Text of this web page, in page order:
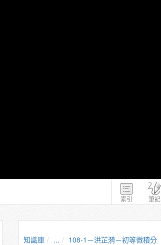
索引 筆記
知識庫 ... 108-1－洪芷漪－初等微積分